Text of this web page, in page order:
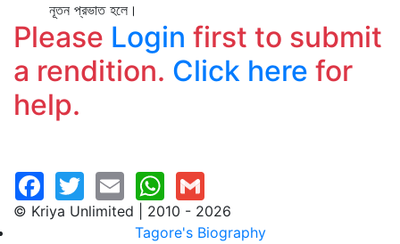
নূতন প্রভাত হলে।
Please Login first to submit
a rendition. Click here for
help.
© Kriya Unlimited | 2010 - 2026
Tagore's Biography